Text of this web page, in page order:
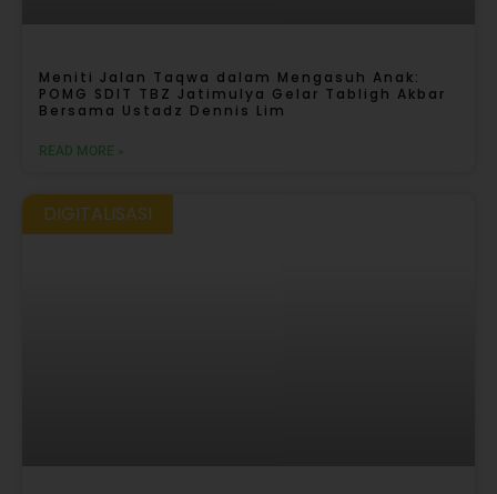
Meniti Jalan Taqwa dalam Mengasuh Anak:
POMG SDIT TBZ Jatimulya Gelar Tabligh Akbar
Bersama Ustadz Dennis Lim
READ MORE »
DIGITALISASI